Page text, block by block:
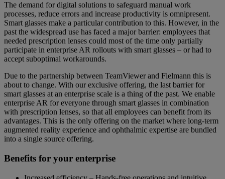
The demand for digital solutions to safeguard manual work
processes, reduce errors and increase productivity is omnipresent.
Smart glasses make a particular contribution to this. However, in the
past the widespread use has faced a major barrier: employees that
needed prescription lenses could most of the time only partially
participate in enterprise AR rollouts with smart glasses – or had to
accept suboptimal workarounds.
Due to the partnership between TeamViewer and Fielmann this is
about to change. With our exclusive offering, the last barrier for
smart glasses at an enterprise scale is a thing of the past. We enable
enterprise AR for everyone through smart glasses in combination
with prescription lenses, so that all employees can benefit from its
advantages. This is the only offering on the market where long-term
augmented reality experience and ophthalmic expertise are bundled
into a single source offering.
Benefits for your enterprise